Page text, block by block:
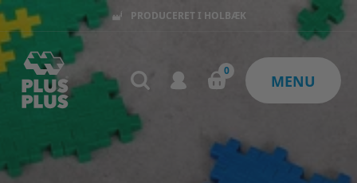
KØB FOR 399KR OG FÅ FRI FRAGT
0
MENU